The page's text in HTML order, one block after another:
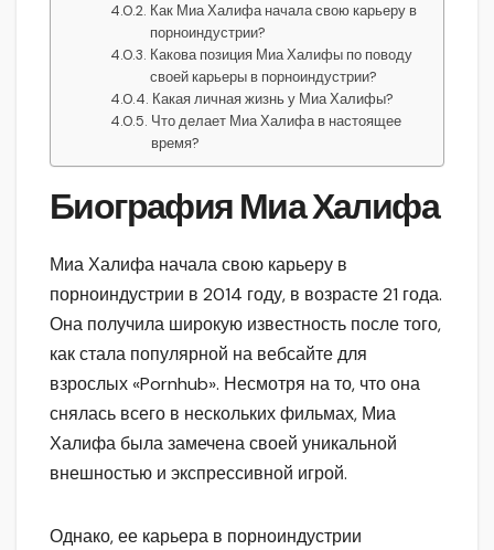
Как Миа Халифа начала свою карьеру в
порноиндустрии?
Какова позиция Миа Халифы по поводу
своей карьеры в порноиндустрии?
Какая личная жизнь у Миа Халифы?
Что делает Миа Халифа в настоящее
время?
Биография Миа Халифа
Миа Халифа начала свою карьеру в
порноиндустрии в 2014 году, в возрасте 21 года.
Она получила широкую известность после того,
как стала популярной на вебсайте для
взрослых «Pornhub». Несмотря на то, что она
снялась всего в нескольких фильмах, Миа
Халифа была замечена своей уникальной
внешностью и экспрессивной игрой.
Однако, ее карьера в порноиндустрии